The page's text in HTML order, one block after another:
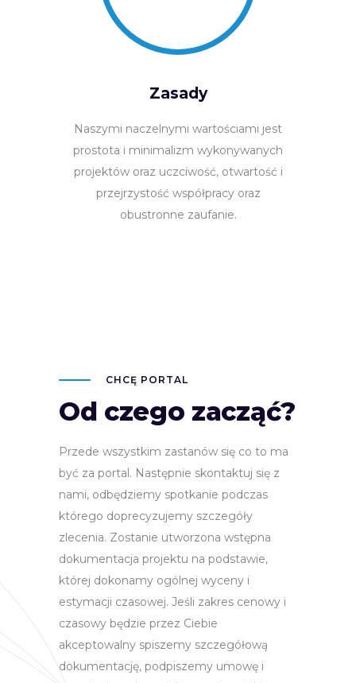
Zasady
Naszymi naczelnymi wartościami jest
prostota i minimalizm wykonywanych
projektów oraz uczciwość, otwartość i
przejrzystość współpracy oraz
obustronne zaufanie.
CHCĘ PORTAL
Od czego zacząć?
Przede wszystkim zastanów się co to ma
być za portal. Następnie skontaktuj się z
nami, odbędziemy spotkanie podczas
którego doprecyzujemy szczegóły
zlecenia. Zostanie utworzona wstępna
dokumentacja projektu na podstawie,
której dokonamy ogólnej wyceny i
estymacji czasowej. Jeśli zakres cenowy i
czasowy będzie przez Ciebie
akceptowalny spiszemy szczegółową
dokumentację, podpiszemy umowę i